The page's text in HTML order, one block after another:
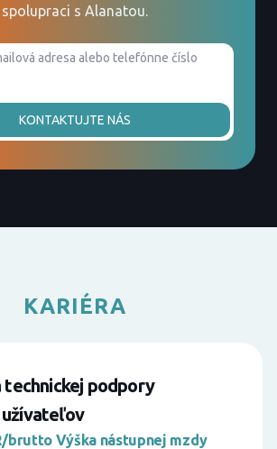
spolupraci s Alanatou.
KONTAKTUJTE NÁS
KARIÉRA
technickej podpory
užívateľov
brutto Výška nástupnej mzdy